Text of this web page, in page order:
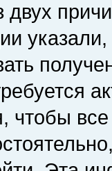
двух
чтобы